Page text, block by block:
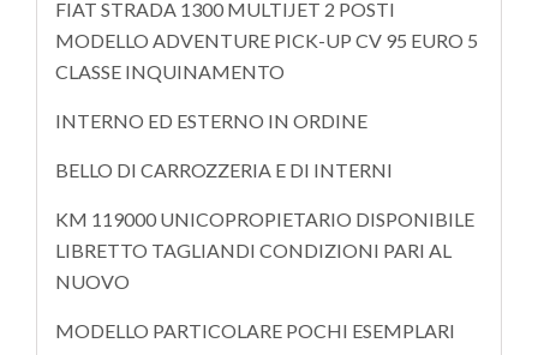
FIAT STRADA 1300 MULTIJET 2 POSTI
MODELLO ADVENTURE PICK-UP CV 95 EURO 5
CLASSE INQUINAMENTO
INTERNO ED ESTERNO IN ORDINE
BELLO DI CARROZZERIA E DI INTERNI
KM 119000 UNICOPROPIETARIO DISPONIBILE
LIBRETTO TAGLIANDI CONDIZIONI PARI AL
NUOVO
MODELLO PARTICOLARE POCHI ESEMPLARI